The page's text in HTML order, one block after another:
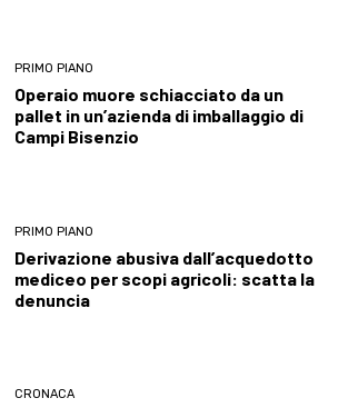
PRIMO PIANO
Operaio muore schiacciato da un
pallet in un’azienda di imballaggio di
Campi Bisenzio
PRIMO PIANO
Derivazione abusiva dall’acquedotto
mediceo per scopi agricoli: scatta la
denuncia
CRONACA